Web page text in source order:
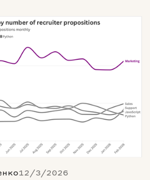
12/3/2026